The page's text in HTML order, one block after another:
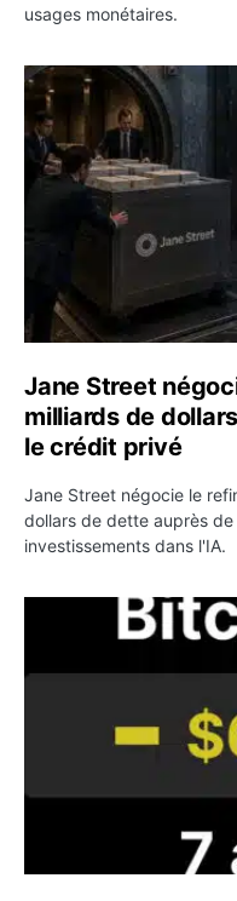
usages monétaires.
Jane Street négocie
Jane Street
milliards de
le crédit privé
Jane Street négocie le
dollars de dette auprès
investissements dans l'IA.
Bitcoin stagne à 64